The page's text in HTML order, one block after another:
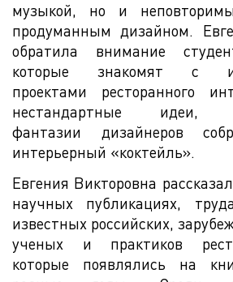
музыкой, но и
продуманным дизайном.
обратила внимание
которые знакомят с
проектами ресторанного
нестандартные идеи,
фантазии дизайнеров
интерьерный «коктейль».
Евгения Викторовна
научных публикациях,
известных российских,
ученых и практиков
которые появлялись на